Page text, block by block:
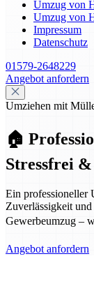
Umzug von
Umzug von
Impressum
Datenschutz
01579-2648229
Angebot anfordern
Umziehen mit
🏠
Stressfrei
Ein professioneller
Zuverlässigkeit
Gewerbeumzug –
Angebot anfordern